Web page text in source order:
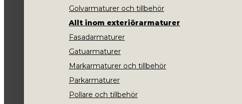
Golvarmaturer och tillbehör
Allt inom exteriörarmaturer
Fasadarmaturer
Gatuarmaturer
Markarmaturer och tillbehör
Parkarmaturer
Pollare och tillbehör